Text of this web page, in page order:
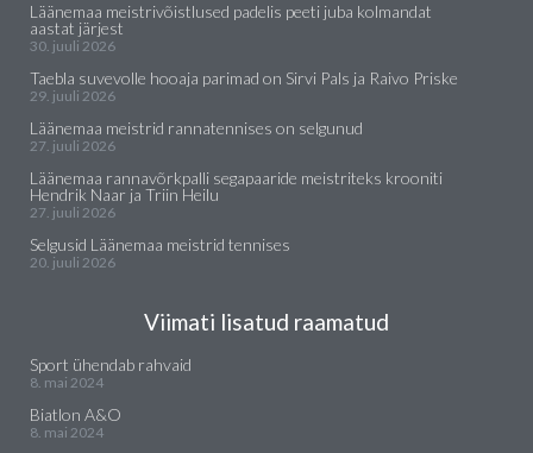
Läänemaa meistrivõistlused padelis peeti juba kolmandat
aastat järjest
30. juuli 2026
Taebla suvevolle hooaja parimad on Sirvi Pals ja Raivo Priske
29. juuli 2026
Läänemaa meistrid rannatennises on selgunud
27. juuli 2026
Läänemaa rannavõrkpalli segapaaride meistriteks krooniti
Hendrik Naar ja Triin Heilu
27. juuli 2026
Selgusid Läänemaa meistrid tennises
20. juuli 2026
Viimati lisatud raamatud
Sport ühendab rahvaid
8. mai 2024
Biatlon A&O
8. mai 2024